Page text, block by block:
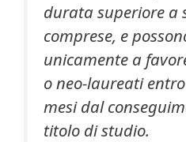
durata superiore a
comprese, e
unicamente a
o neo-laureati
mesi dal
titolo di studio.